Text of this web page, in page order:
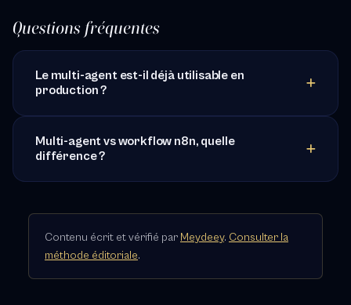
Questions fréquentes
Le multi-agent est-il déjà utilisable en
production ?
Multi-agent vs workflow n8n, quelle
différence ?
Contenu écrit et vérifié par Meydeey. Consulter la
méthode éditoriale.